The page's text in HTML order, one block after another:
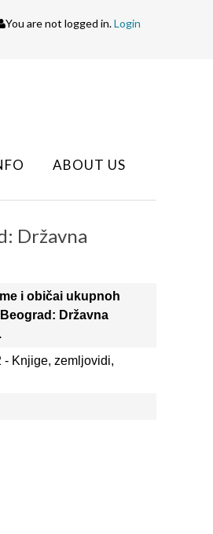
You are not logged in.Login
ABOUT US
Državna
i običai ukupnoh
Državna
- Knjige, zemljovidi,